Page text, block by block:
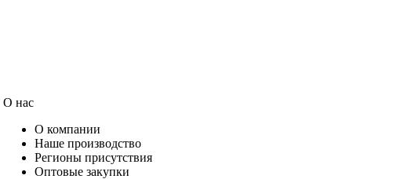
О нас
О компании
Наше производство
Регионы присутствия
Оптовые закупки